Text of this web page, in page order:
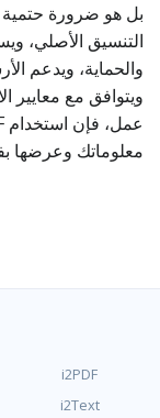
بل هو ضرورة
التنسيق الأصلي،
والحماية، ويدعم
ويتوافق مع معايير
معلوماتك وعرضها
i2PDF
i2Text